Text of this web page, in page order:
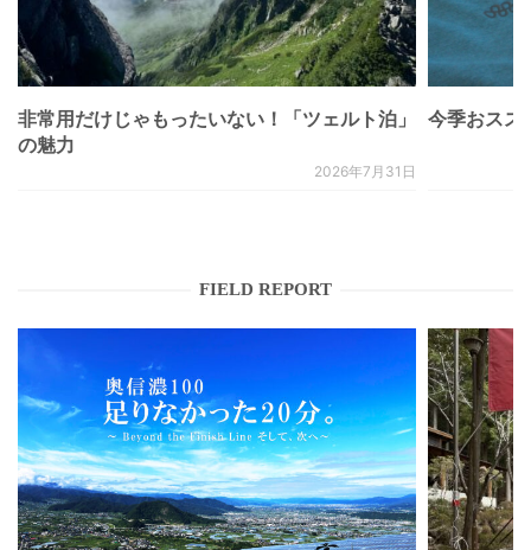
非常用だけじゃもったいない！「ツェルト泊」
の魅力
2026年7月31日
今季おスス
FIELD REPORT